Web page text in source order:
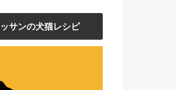
サンの犬猫レシピ